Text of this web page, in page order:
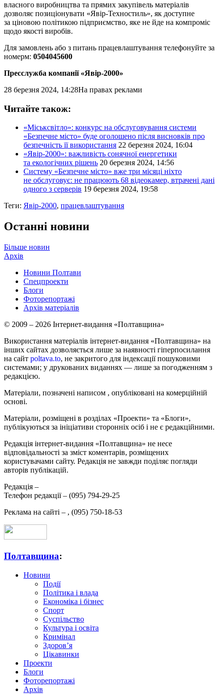
власного виробництва та прямих закупівель матеріалів
дозволяє позиціонувати «Явір-Техностиль», як доступне
за ціновою політикою підприємство, яке не йде на компроміс
щодо якості виробів.
Для замовлень або з питань працевлаштування телефонуйте за
номерм: 0504045600
Пресслужба компанії «Явір-2000»
28 березня 2024, 14:28На правах реклами
Читайте також:
«Міськсвітло»: конкурс на обслуговування системи
«Безпечне місто» буде оголошено після висновків про
безпечність її використання 22 березня 2024, 16:04
«Явір-2000»: важливість сонячної енергетики
та екологічних рішень 20 березня 2024, 14:56
Систему «Безпечне місто» вже три місяці ніхто
не обслуговує: не працюють 68 відеокамер, втрачені дані
одного з серверів 19 березня 2024, 19:58
Теги: Явір-2000, працевлаштування
Останні новини
Більше новин
Архів
Новини Полтави
Спецпроекти
Блоги
Фоторепортажі
Архів матеріалів
© 2009 – 2026 Інтернет-видання «Полтавщина»
Використання матеріалів інтернет-видання «Полтавщина» на
інших сайтах дозволяється лише за наявності гіперпосилання
на сайт poltava.to, не закритого для індексації пошуковими
системами; у друкованих виданнях — лише за погодженням з
редакцією.
Матеріали, позначені написом , опубліковані на комерційній
основі.
Матеріали, розміщені в розділах «Проекти» та «Блоги»,
публікуються за ініціативи сторонніх осіб і не є редакційними.
Редакція інтернет-видання «Полтавщина» не несе
відповідальності за зміст коментарів, розміщених
користувачами сайту. Редакція не завжди поділяє погляди
авторів публікацій.
Редакція –
Телефон редакції – (095) 794-29-25
Реклама на сайті – , (095) 750-18-53
Полтавщина:
Новини
Події
Політика і влада
Економіка і бізнес
Спорт
Суспільство
Культура і освіта
Кримінал
Здоров’я
Цікавинки
Проекти
Блоги
Фоторепортажі
Архів